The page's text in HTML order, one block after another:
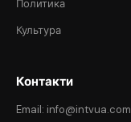
Политика
Культура
Контакти
Email: info@intvua.com